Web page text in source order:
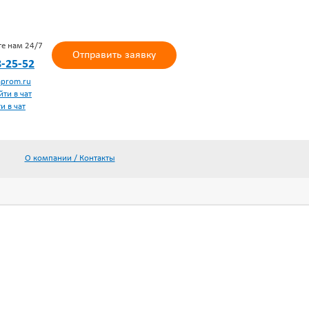
нам 24/7
25-52
в чат
в чат
Отправить заявку
О компании / Контакты